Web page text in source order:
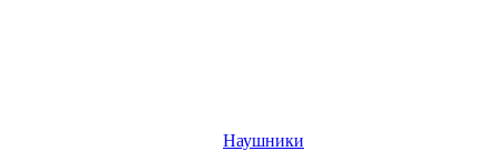
Наушники